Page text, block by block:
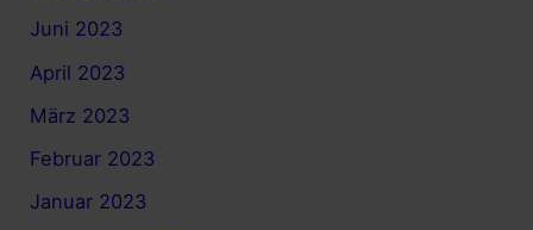
Juni 2023
April 2023
März 2023
Februar 2023
Januar 2023